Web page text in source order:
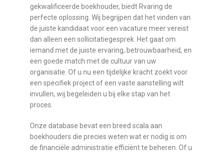
gekwalificeerde boekhouder, biedt Rvaring de
perfecte oplossing. Wij begrijpen dat het vinden van
de juiste kandidaat voor een vacature meer vereist
dan alleen een sollicitatiegesprek. Het gaat om
iemand met de juiste ervaring, betrouwbaarheid, en
een goede match met de cultuur van uw
organisatie. Of u nu een tijdelijke kracht zoekt voor
een specifiek project of een vaste aanstelling wilt
invullen, wij begeleiden u bij elke stap van het
proces.
Onze database bevat een breed scala aan
boekhouders die precies weten wat er nodig is om
de financiële administratie efficiënt te beheren. Of u